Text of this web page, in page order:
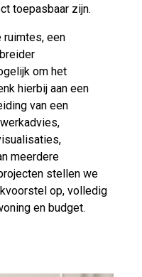
toepasbaar zijn.
ruimtes, een
om het
hierbij aan een
van een
meerdere
stellen we
op, volledig
en budget.